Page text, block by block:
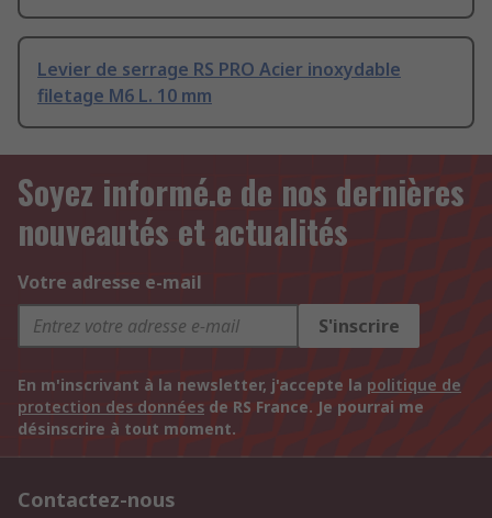
Levier de serrage RS PRO Acier inoxydable
filetage M6 L. 10 mm
Soyez informé.e de nos dernières
nouveautés et actualités
Votre adresse e-mail
S'inscrire
En m'inscrivant à la newsletter, j'accepte la politique de
protection des données de RS France. Je pourrai me
désinscrire à tout moment.
Contactez-nous